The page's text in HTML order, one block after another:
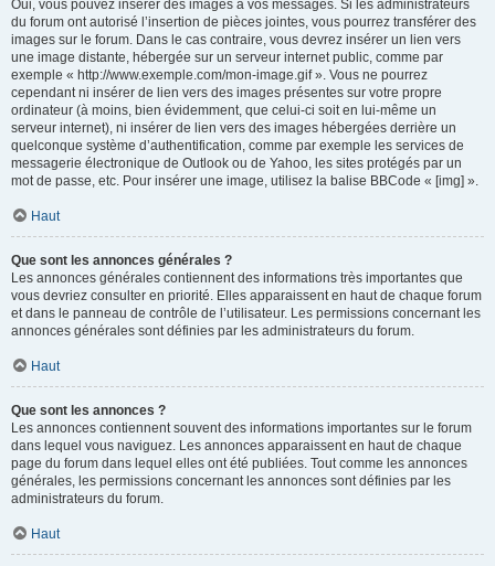
Oui, vous pouvez insérer des images à vos messages. Si les administrateurs
du forum ont autorisé l’insertion de pièces jointes, vous pourrez transférer des
images sur le forum. Dans le cas contraire, vous devrez insérer un lien vers
une image distante, hébergée sur un serveur internet public, comme par
exemple « http://www.exemple.com/mon-image.gif ». Vous ne pourrez
cependant ni insérer de lien vers des images présentes sur votre propre
ordinateur (à moins, bien évidemment, que celui-ci soit en lui-même un
serveur internet), ni insérer de lien vers des images hébergées derrière un
quelconque système d’authentification, comme par exemple les services de
messagerie électronique de Outlook ou de Yahoo, les sites protégés par un
mot de passe, etc. Pour insérer une image, utilisez la balise BBCode « [img] ».
Haut
Que sont les annonces générales ?
Les annonces générales contiennent des informations très importantes que
vous devriez consulter en priorité. Elles apparaissent en haut de chaque forum
et dans le panneau de contrôle de l’utilisateur. Les permissions concernant les
annonces générales sont définies par les administrateurs du forum.
Haut
Que sont les annonces ?
Les annonces contiennent souvent des informations importantes sur le forum
dans lequel vous naviguez. Les annonces apparaissent en haut de chaque
page du forum dans lequel elles ont été publiées. Tout comme les annonces
générales, les permissions concernant les annonces sont définies par les
administrateurs du forum.
Haut